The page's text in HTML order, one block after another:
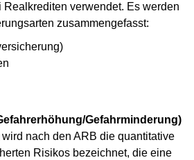
verwendet. Es werden
zusammengefasst:
Gefahrminderung)
nach den ARB die quantitative
Risikos bezeichnet, die eine